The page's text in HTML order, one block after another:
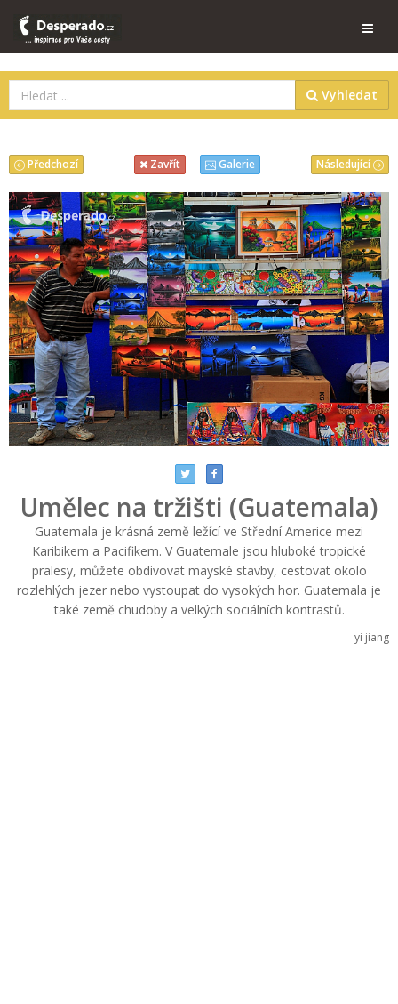
Vyhledat
Následující
Předchozí Zavřít Galerie
Umělec na tržišti (Guatemala)
Guatemala je krásná země ležící ve Střední Americe mezi
Karibikem a Pacifikem. V Guatemale jsou hluboké tropické
pralesy, můžete obdivovat mayské stavby, cestovat okolo
rozlehlých jezer nebo vystoupat do vysokých hor. Guatemala je
také země chudoby a velkých sociálních kontrastů.
yi jiang